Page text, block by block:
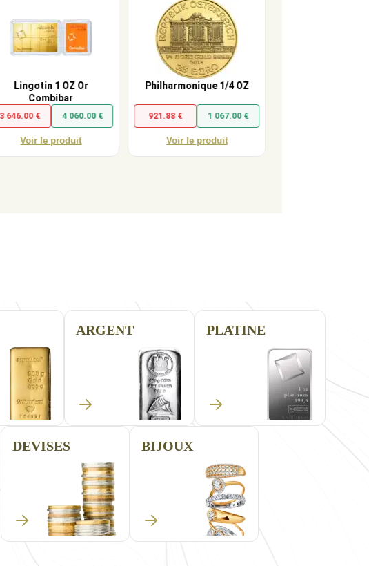
Lingotin 1 OZ Or
Combibar
3 646.00 € 4 060.00 €
Voir le produit
Philharmonique 1/4 OZ
921.88 € 1 067.00 €
Voir le produit
ARGENT PLATINE
DEVISES BIJOUX